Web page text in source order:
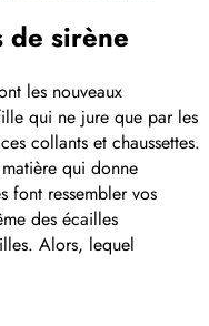
de sirène
les nouveaux
qui ne jure que par les
collants et chaussettes.
qui donne
font ressembler vos
des écailles
Alors, lequel